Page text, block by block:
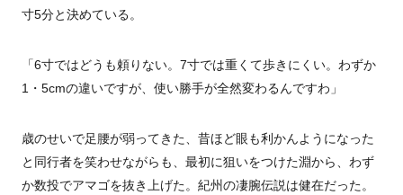
寸5分と決めている。
「6寸ではどうも頼りない。7寸では重くて歩きにくい。わずか
1・5cmの違いですが、使い勝手が全然変わるんですわ」
歳のせいで足腰が弱ってきた、昔ほど眼も利かんようになった
と同行者を笑わせながらも、最初に狙いをつけた淵から、わず
か数投でアマゴを抜き上げた。紀州の凄腕伝説は健在だった。